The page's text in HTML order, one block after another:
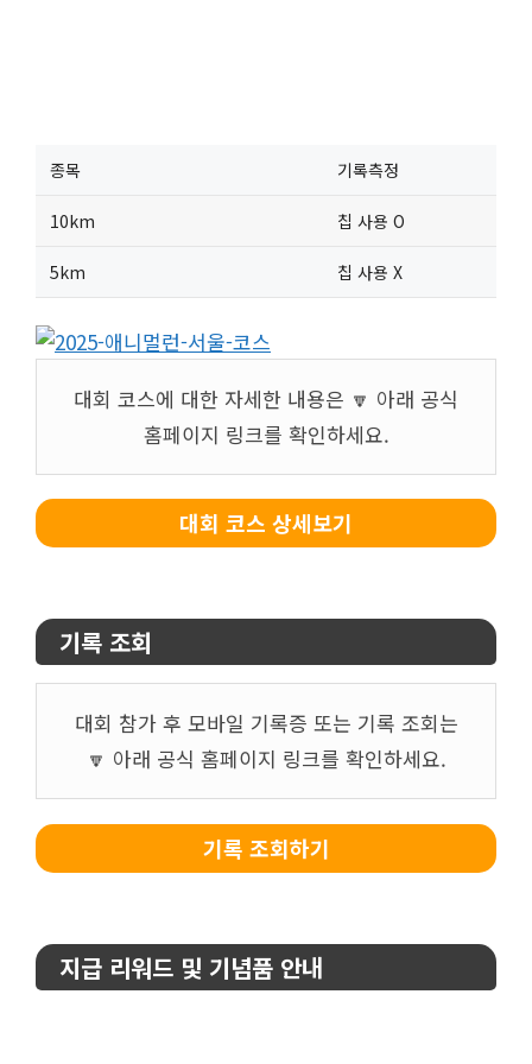
종목 기록측정
10km 칩 사용 O
5km 칩 사용 X
대회 코스에 대한 자세한 내용은 🔽 아래 공식
홈페이지 링크를 확인하세요.
대회 코스 상세보기
기록 조회
대회 참가 후 모바일 기록증 또는 기록 조회는
🔽 아래 공식 홈페이지 링크를 확인하세요.
기록 조회하기
지급 리워드 및 기념품 안내